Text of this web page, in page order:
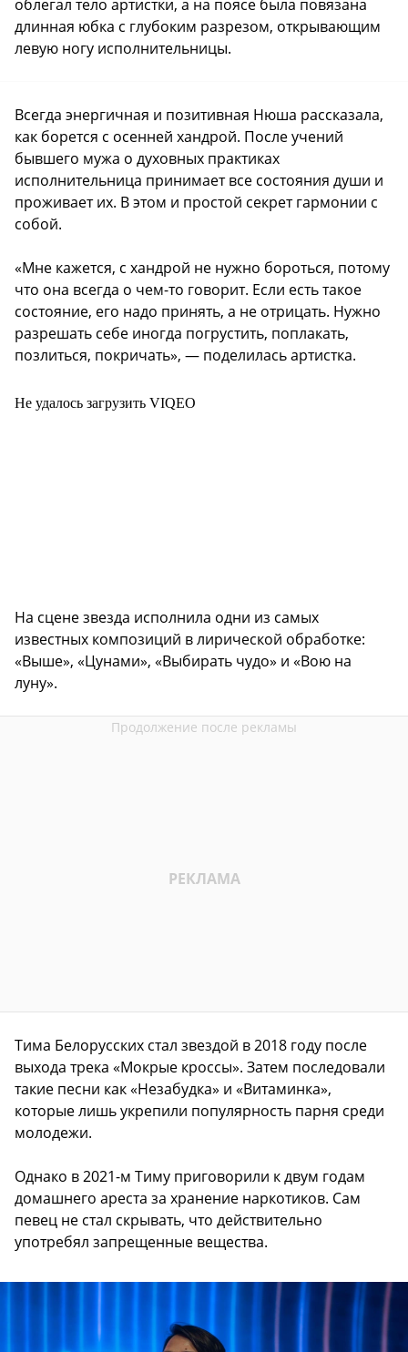
облегал тело артистки, а на поясе была повязана
длинная юбка с глубоким разрезом, открывающим
левую ногу исполнительницы.
Всегда энергичная и позитивная Нюша рассказала,
как борется с осенней хандрой. После учений
бывшего мужа о духовных практиках
исполнительница принимает все состояния души и
проживает их. В этом и простой секрет гармонии с
собой.
«Мне кажется, с хандрой не нужно бороться, потому
что она всегда о чем-то говорит. Если есть такое
состояние, его надо принять, а не отрицать. Нужно
разрешать себе иногда погрустить, поплакать,
позлиться, покричать», — поделилась артистка.
Не удалось загрузить VIQEO
На сцене звезда исполнила одни из самых
известных композиций в лирической обработке:
«Выше», «Цунами», «Выбирать чудо» и «Вою на
луну».
Тима Белорусских стал звездой в 2018 году после
выхода трека «Мокрые кроссы». Затем последовали
такие песни как «Незабудка» и «Витаминка»,
которые лишь укрепили популярность парня среди
молодежи.
Однако в 2021-м Тиму приговорили к двум годам
домашнего ареста за хранение наркотиков. Сам
певец не стал скрывать, что действительно
употребял запрещенные вещества.